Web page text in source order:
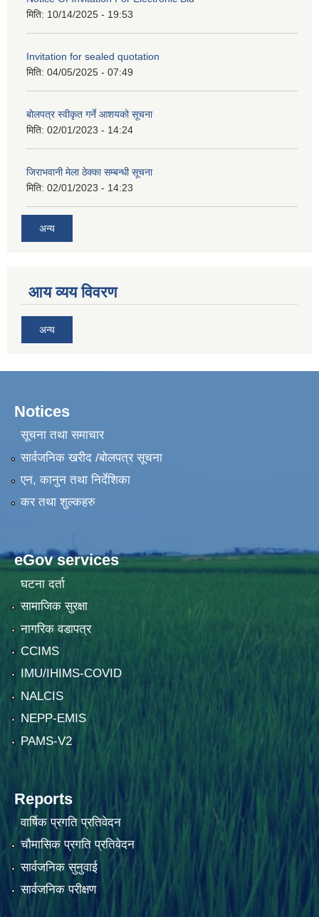
मिति: 10/14/2025 - 19:53
Invitation for sealed quotation
मिति: 04/05/2025 - 07:49
बोलपत्र स्वीकृत गर्ने आशयको सूचना
मिति: 02/01/2023 - 14:24
जिराभवानी मेला ठेक्का सम्बन्धी सूचना
मिति: 02/01/2023 - 14:23
अन्य
आय व्यय विवरण
अन्य
Notices
सूचना तथा समाचार
सार्वजनिक खरीद /बोलपत्र सूचना
एन, कानुन तथा निर्देशिका
कर तथा शुल्कहरु
eGov services
घटना दर्ता
सामाजिक सुरक्षा
नागरिक वडापत्र
CCIMS
IMU/IHIMS-COVID
NALCIS
NEPP-EMIS
PAMS-V2
Reports
वार्षिक प्रगति प्रतिवेदन
चौमासिक प्रगति प्रतिवेदन
सार्वजनिक सुनुवाई
सार्वजनिक परीक्षण